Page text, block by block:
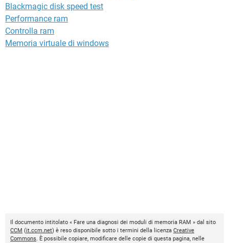
Blackmagic disk speed test
Performance ram
Controlla ram
Memoria virtuale di windows
Il documento intitolato « Fare una diagnosi dei moduli di memoria RAM » dal sito
CCM (it.ccm.net) è reso disponibile sotto i termini della licenza Creative
Commons. È possibile copiare, modificare delle copie di questa pagina, nelle